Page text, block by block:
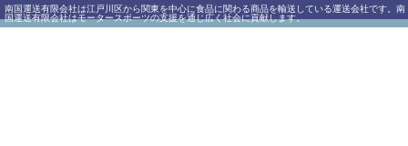
南国運送有限会社は江戸川区から関東を中心に食品に関わる商品を輸送している運送会社です。南
国運送有限会社はモータースポーツの支援を通じ広く社会に貢献します。